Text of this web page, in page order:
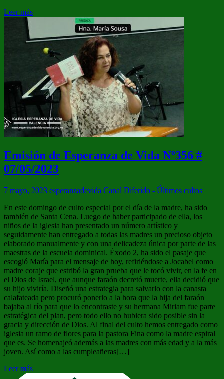
Leer más
Emisión de Esperanza de Vida Nº356 #
07/05/2023
7 mayo, 2023 esperanzadevida Canal Diferido - Últimos cultos
En este domingo de culto especial por el día de la madre, ha sido
también de Santa Cena. Luego de haber participado de ella, los
niños de la iglesia han presentado un número artístico y
seguidamente han entregado a todas las madres un precioso objeto
elaborado manualmente y con una delicadeza única por parte de las
maestras de la escuela dominical. Éxodo 2, ha sido el pasaje que
escogió María para el mensaje de hoy, refiriéndose a Jocabel como
madre coraje que estribó la gran prueba que le tocó vivir, en la fe en
el Dios de Israel, que aunque faraón decretó muerte, ella decidió que
su hijo viviría. Diseñó una estrategia para salvarlo con la canasta
calafateada pero procuró ponerlo a la hora que la hija del faraón
bajaba al río para que lo encontraste y su hermana Miriam fue parte
estratégica del plan, pero todo ello no hubiera sido posible sin la
gracia y dirección de Dios. Al final del culto hemos entregado como
iglesia un ramo de flores para la pastora Fina como la madre espiral
que es. Se homenajeó además a las madres con más edad y a la más
joven. Así como a las cumpleañeras[…]
Leer más